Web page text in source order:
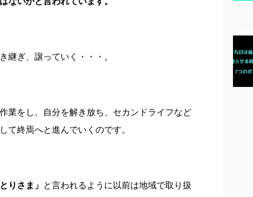
継ぎ、譲っていく・・・。
業をし、自分を解き放ち、セカンドライフなど
て終焉へと進んでいくのです。
りさま」 と言われるように以前は地域で取り扱